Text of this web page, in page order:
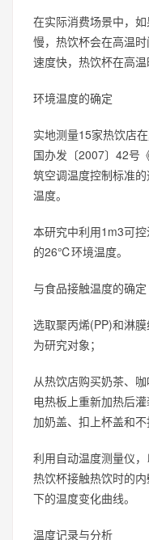
在实际消费场景中，
慢，热饮杯会在高温
速度快，热饮杯在高温
环境温度的确定
实地测量15家热饮店
国办发〔2007〕42号
筑空调温度控制标准
温度。
本研究中利用1m3可
的26℃环境温度。
与食品接触温度的确定
选取聚丙烯(PP)和淋
为研究对象；
从热饮店购买奶茶、
电热板上重新加热后
加奶盖、扣上杯盖和不
利用自动温度测量仪
热饮杯接触热饮时的
下的温度变化曲线。
温度记录与分析